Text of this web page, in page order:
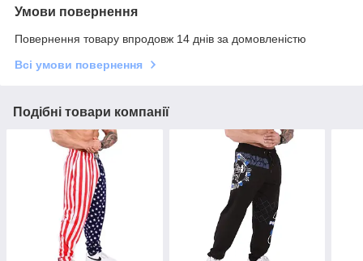
Умови повернення
Повернення товару впродовж 14 днів за домовленістю
Всі умови повернення
Подібні товари компанії